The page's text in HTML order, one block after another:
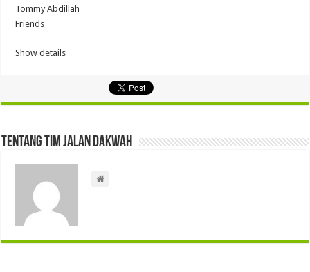
Tommy Abdillah
Friends
Show details
Tentang Tim Jalan Dakwah